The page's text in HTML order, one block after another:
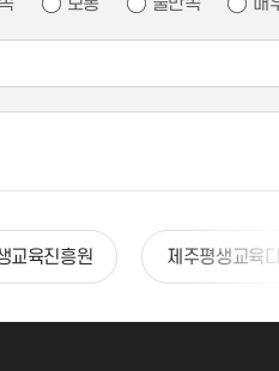
교육진흥원 제주평생교육다